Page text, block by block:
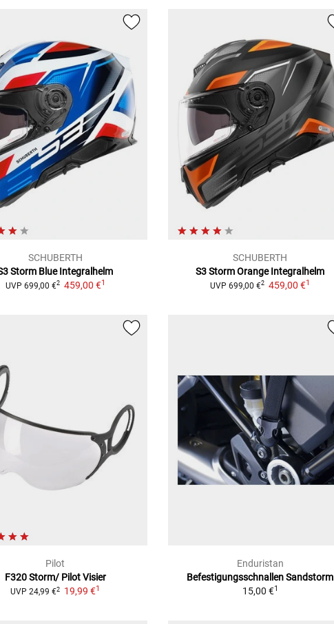
SCHUBERTH
Storm Blue Integralhelm
UVP 699,00 €2 459,00 €1
SCHUBERTH
S3 Storm Orange Integralhelm
UVP 699,00 €2 459,00 €1
Pilot
F320 Storm/ Pilot Visier
UVP 24,99 €2 19,99 €1
Enduristan
Befestigungsschnallen Sandstorm
15,00 €1